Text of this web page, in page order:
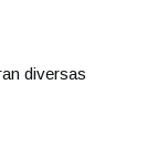
diversas